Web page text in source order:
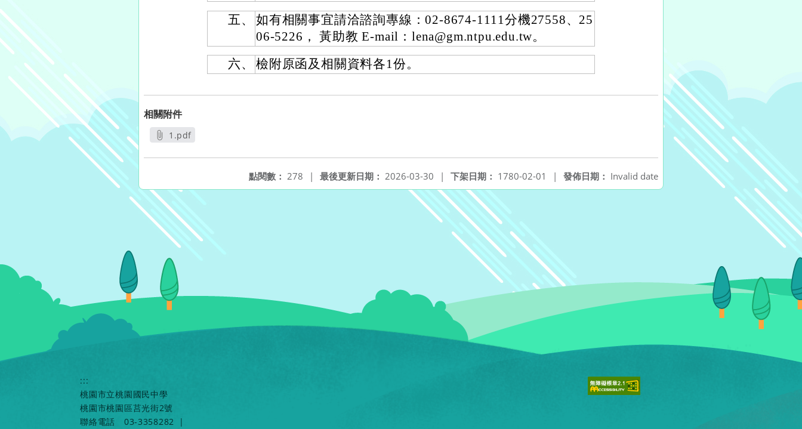
五、
如有相關事宜請洽諮詢專線：02-8674-1111分機27558、25
06-5226， 黃助教 E-mail：lena@gm.ntpu.edu.tw。
六、
檢附原函及相關資料各1份。
相關附件
1.pdf
發佈日期： Invalid date
下架日期： 1780-02-01 |
最後更新日期： 2026-03-30 |
點閱數： 278 |
:::
桃園市立桃園國民中學
桃園市桃園區莒光街2號
聯絡電話
03-3358282 |